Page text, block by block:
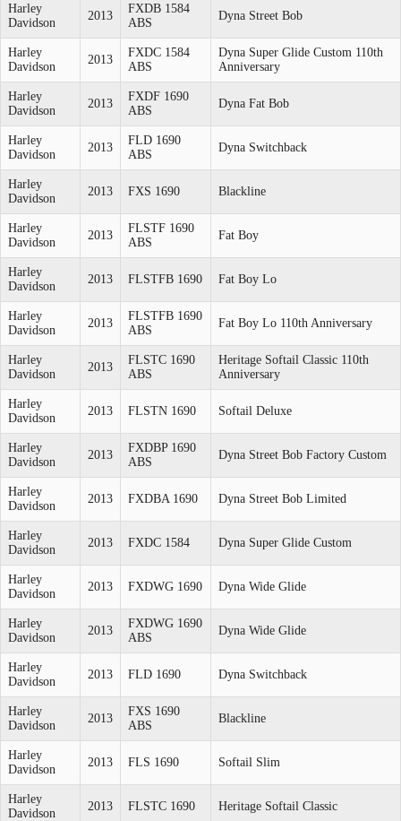
Harley
Davidson
2013
FXDB 1584
ABS
Dyna Street Bob
Harley
Davidson
2013
FXDC 1584
ABS
Dyna Super Glide Custom 110th
Anniversary
Harley
Davidson
2013
FXDF 1690
ABS
Dyna Fat Bob
Harley
Davidson
2013
FLD 1690
ABS
Dyna Switchback
Harley
Davidson
2013 FXS 1690 Blackline
Harley
Davidson
2013
FLSTF 1690
ABS
Fat Boy
Harley
Davidson
2013 FLSTFB 1690 Fat Boy Lo
Harley
Davidson
2013
FLSTFB 1690
ABS
Fat Boy Lo 110th Anniversary
Harley
Davidson
2013
FLSTC 1690
ABS
Heritage Softail Classic 110th
Anniversary
Harley
Davidson
2013 FLSTN 1690 Softail Deluxe
Harley
Davidson
2013
FXDBP 1690
ABS
Dyna Street Bob Factory Custom
Harley
Davidson
2013 FXDBA 1690 Dyna Street Bob Limited
Harley
Davidson
2013 FXDC 1584 Dyna Super Glide Custom
Harley
Davidson
2013 FXDWG 1690 Dyna Wide Glide
Harley
Davidson
2013
FXDWG 1690
ABS
Dyna Wide Glide
Harley
Davidson
2013 FLD 1690 Dyna Switchback
Harley
Davidson
2013
FXS 1690
ABS
Blackline
Harley
Davidson
2013 FLS 1690 Softail Slim
Harley
Davidson
2013 FLSTC 1690 Heritage Softail Classic